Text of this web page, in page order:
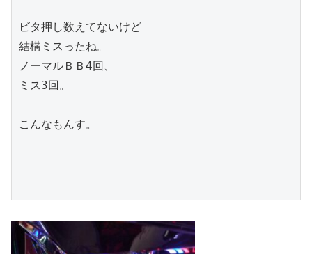
ビタ押し数えてないけど
結構ミスったね。
ノーマルＢＢ4回、
ミス3回。
こんなもんす。